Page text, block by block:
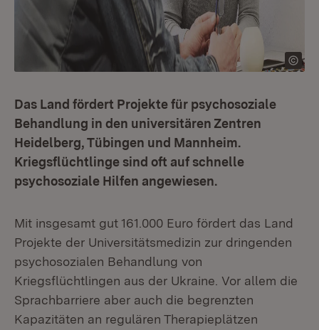
Das Land fördert Projekte für psychosoziale
Behandlung in den universitären Zentren
Heidelberg, Tübingen und Mannheim.
Kriegsflüchtlinge sind oft auf schnelle
psychosoziale Hilfen angewiesen.
Mit insgesamt gut 161.000 Euro fördert das Land
Projekte der Universitätsmedizin zur dringenden
psychosozialen Behandlung von
Kriegsflüchtlingen aus der Ukraine. Vor allem die
Sprachbarriere aber auch die begrenzten
Kapazitäten an regulären Therapieplätzen